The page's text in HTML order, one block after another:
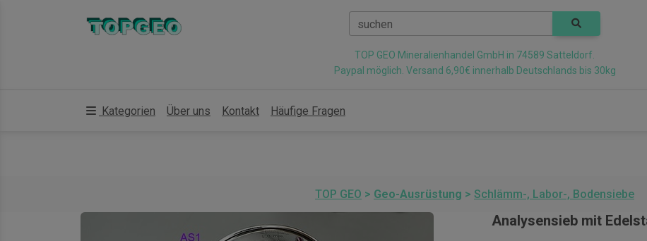
suchen
TOP GEO Mineralienhandel GmbH in 74589 Satteldorf.
Paypal möglich. Versand 6,90€ innerhalb Deutschlands bis 30kg
Kategorien Über uns Kontakt Häufige Fragen
TOP GEO > Geo-Ausrüstung > Schlämm-, Labor-, Bodensiebe
Analysensieb mit